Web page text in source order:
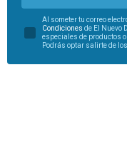
Al someter tu correo
Condiciones de El Nuevo
especiales de productos
Podrás optar salirte de